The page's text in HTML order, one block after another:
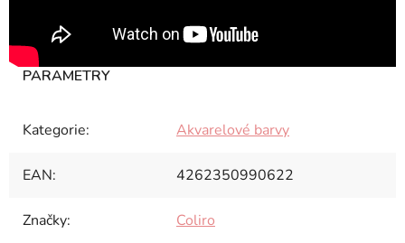
Kategorie: Akvarelové barvy
EAN: 4262350990622
Značky: Coliro